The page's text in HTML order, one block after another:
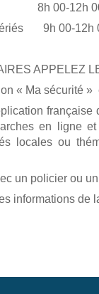
8h 00-12h 00
12h 00 et
APPELEZ
« Ma sécurité
française
en ligne
locales ou
un policier ou
informations de
de